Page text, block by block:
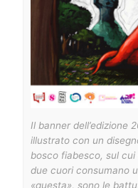
Il banner dell’edizione
illustrato con un
bosco fiabesco, sul
due cuori consumano
«questa», sono le